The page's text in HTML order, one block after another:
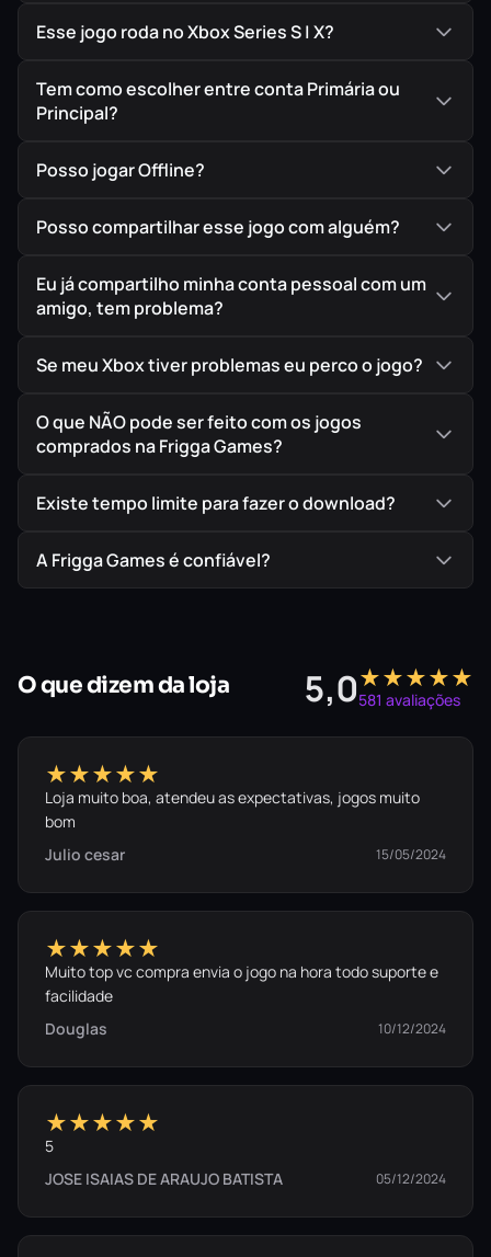
Esse jogo roda no Xbox Series S | X?
Tem como escolher entre conta Primária ou
Principal?
Posso jogar Offline?
Posso compartilhar esse jogo com alguém?
Eu já compartilho minha conta pessoal com um
amigo, tem problema?
Se meu Xbox tiver problemas eu perco o jogo?
O que NÃO pode ser feito com os jogos
comprados na Frigga Games?
Existe tempo limite para fazer o download?
A Frigga Games é confiável?
O que dizem da loja 5,0★★★★★
581 avaliações
★★★★★
Loja muito boa, atendeu as expectativas, jogos muito
bom
Julio cesar
15/05/2024
★★★★★
Muito top vc compra envia o jogo na hora todo suporte e
facilidade
Douglas
10/12/2024
★★★★★
5
JOSE ISAIAS DE ARAUJO BATISTA
05/12/2024